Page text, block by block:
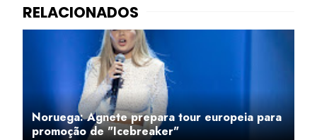
Noruega: Agnete prepara tour europeia para
promoção de "Icebreaker"